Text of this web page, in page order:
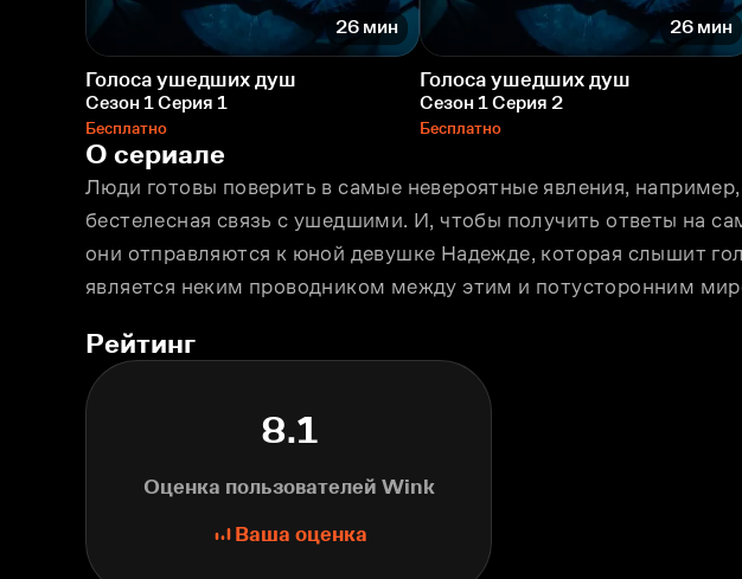
26 мин
Голоса ушедших душ
Сезон 1 Серия 1
Бесплатно
26 мин
Голоса ушедших душ
Сезон 1 Серия 2
Бесплатно
О сериале
Люди готовы поверить в самые невероятные явления, например,
бестелесная связь с ушедшими. И, чтобы получить ответы на
они отправляются к юной девушке Надежде, которая слышит
является неким проводником между этим и потусторонним
Рейтинг
8.1
Оценка пользователей Wink
Ваша оценка